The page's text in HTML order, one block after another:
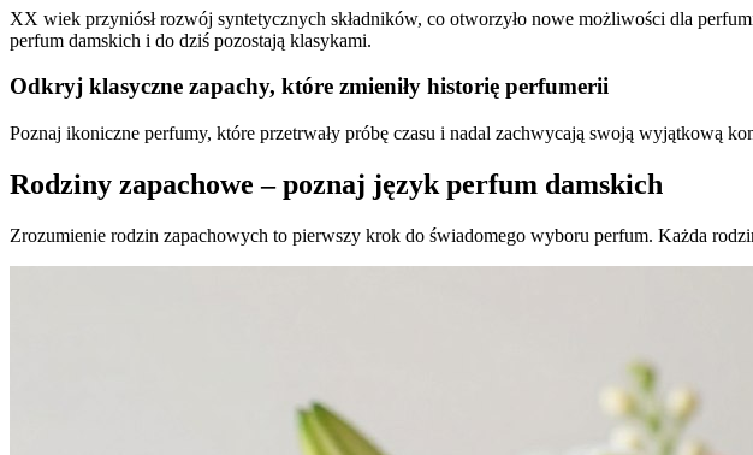
XX wiek przyniósł rozwój syntetycznych składników, co otworzyło nowe możliwości dla
perfum damskich i do dziś pozostają klasykami.
Odkryj klasyczne zapachy, które zmieniły historię perfumerii
Poznaj ikoniczne perfumy, które przetrwały próbę czasu i nadal zachwycają swoją wyjątkową
Rodziny zapachowe – poznaj język perfum damskich
Zrozumienie rodzin zapachowych to pierwszy krok do świadomego wyboru perfum. Każda